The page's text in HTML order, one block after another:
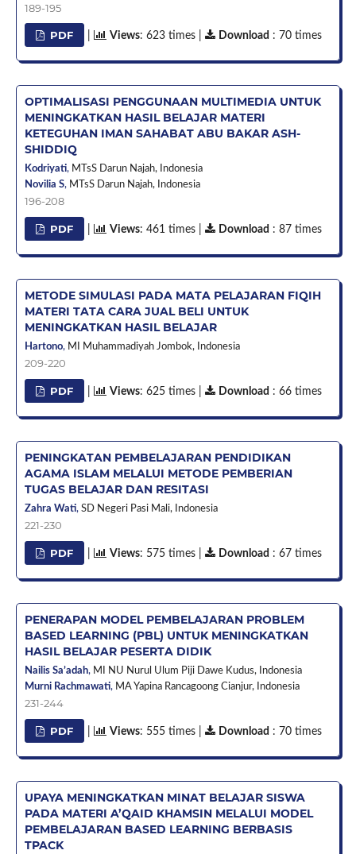
189-195
PDF Views: 623 times | Download : 70 times
OPTIMALISASI PENGGUNAAN MULTIMEDIA UNTUK
MENINGKATKAN HASIL BELAJAR MATERI
KETEGUHAN IMAN SAHABAT ABU BAKAR ASH-
SHIDDIQ
Kodriyati, MTsS Darun Najah,
Indonesia
Novilia S, MTsS Darun Najah, Indonesia
196-208
PDF Views: 461 times | Download : 87 times
METODE SIMULASI PADA MATA PELAJARAN FIQIH
MATERI TATA CARA JUAL BELI UNTUK
MENINGKATKAN HASIL BELAJAR
Hartono, MI Muhammadiyah Jombok, Indonesia
209-220
PDF Views: 625 times | Download : 66 times
PENINGKATAN PEMBELAJARAN PENDIDIKAN
AGAMA ISLAM MELALUI METODE PEMBERIAN
TUGAS BELAJAR DAN RESITASI
Zahra Wati, SD Negeri Pasi Mali, Indonesia
221-230
PDF Views: 575 times | Download : 67 times
PENERAPAN MODEL PEMBELAJARAN PROBLEM
BASED LEARNING (PBL) UNTUK MENINGKATKAN
HASIL BELAJAR PESERTA DIDIK
Nailis Sa’adah, MI NU Nurul Ulum Piji Dawe Kudus,
Indonesia
Murni Rachmawati, MA Yapina Rancagoong Cianjur, Indonesia
231-244
PDF Views: 555 times | Download : 70 times
UPAYA MENINGKATKAN MINAT BELAJAR SISWA
PADA MATERI A’QAID KHAMSIN MELALUI MODEL
PEMBELAJARAN BASED LEARNING BERBASIS
TPACK